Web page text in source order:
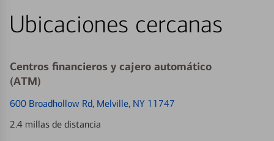
Ubicaciones cercanas
Centros financieros y cajero automático
(ATM)
600 Broadhollow Rd, Melville, NY 11747
2.4 millas de distancia